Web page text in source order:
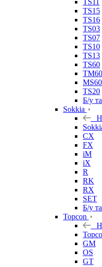
TS11
TS15
TS16
TS03
TS07
TS10
TS13
TS60
TM60
MS60
TS20
Б/у
Sokkia
CX
FX
iM
iX
R
RK
RX
SET
Б/у
Topcon
GM
OS
GT